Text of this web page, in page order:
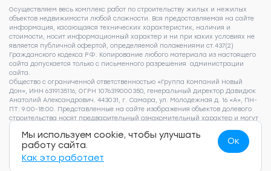
Осуществляем весь комплекс работ по строительству жилых и нежилых
объектов недвижимости любой сложности. Вся предоставляемая на сайте
информация, касающаяся технических характеристик, наличия и
стоимости, носит информационный характер и ни при каких условиях не
является публичной офертой, определяемой положениями ст.437(2)
Гражданского кодекса РФ. Копирование любого материала из настоящего
сайта допускается только с письменного разрешения администрации
сайта.
Общество с ограниченной ответственностью «Группа Компаний Новый
Дон», ИНН 6319135116, ОГРН 1076319000350, генеральный директор Давидюк
Анатолий Александрович. 443031, г. Самара, ул. Молодежная д. 16 «А», ПН-
ПТ: 9:00-18:00. Представленные на сайте изображения объектов долевого
строительства носят предварительный ознакомительный характер и могут
отличаться от фактических проектных решений, реализуемых
застройщиком. Для получения подробной информации о наличии и
стоимости указанных на сайте квартир, пожалуйста, обращайтесь по
телефону 8 (800) 505 93 22.Согласие на обработку персональных данных
Согласие на рекламно-информационные рассылки
Мы используем cookie, чтобы улучшать
работу сайта.
Как это работает
Ок